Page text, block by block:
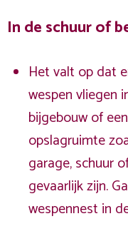
In de schuur of
Het valt op dat
wespen vliegen
bijgebouw of een
opslagruimte
garage, schuur
gevaarlijk zijn.
wespennest in